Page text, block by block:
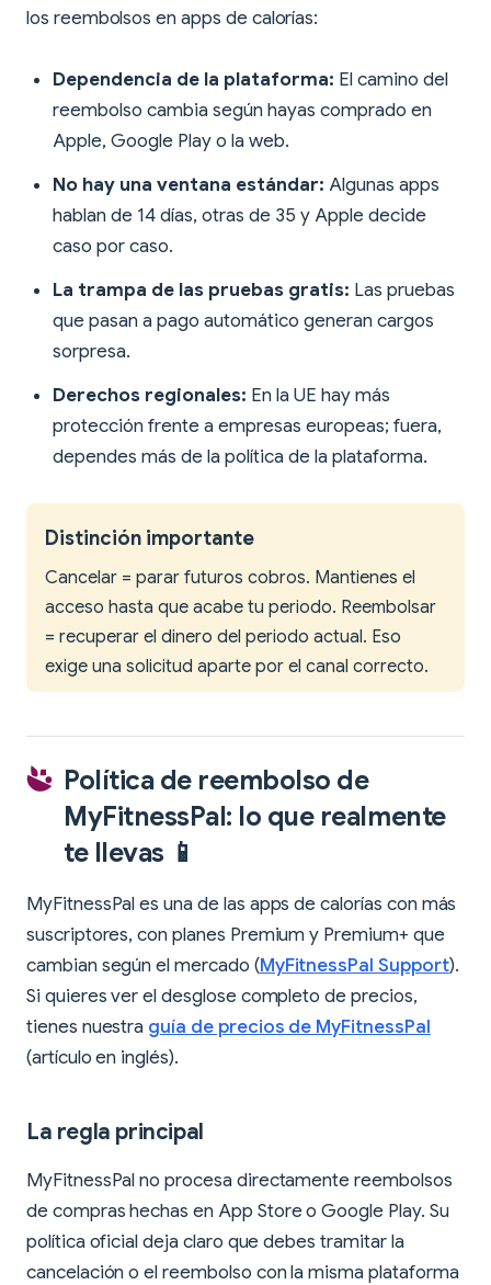
los reembolsos en apps de calorías:
Dependencia de la plataforma: El camino del
reembolso cambia según hayas comprado en
Apple, Google Play o la web.
No hay una ventana estándar: Algunas apps
hablan de 14 días, otras de 35 y Apple decide
caso por caso.
La trampa de las pruebas gratis: Las pruebas
que pasan a pago automático generan cargos
sorpresa.
Derechos regionales: En la UE hay más
protección frente a empresas europeas; fuera,
dependes más de la política de la plataforma.
Distinción importante
Cancelar = parar futuros cobros. Mantienes el
acceso hasta que acabe tu periodo. Reembolsar
= recuperar el dinero del periodo actual. Eso
exige una solicitud aparte por el canal correcto.
Política de reembolso de
MyFitnessPal: lo que realmente
te llevas 📱
MyFitnessPal es una de las apps de calorías con más
suscriptores, con planes Premium y Premium+ que
cambian según el mercado (MyFitnessPal Support).
Si quieres ver el desglose completo de precios,
tienes nuestra guía de precios de MyFitnessPal
(artículo en inglés).
La regla principal
MyFitnessPal no procesa directamente reembolsos
de compras hechas en App Store o Google Play. Su
política oficial deja claro que debes tramitar la
cancelación o el reembolso con la misma plataforma